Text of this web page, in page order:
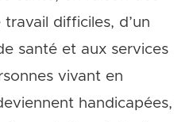
difficiles, d’un
santé et aux services
vivant en
handicapées,